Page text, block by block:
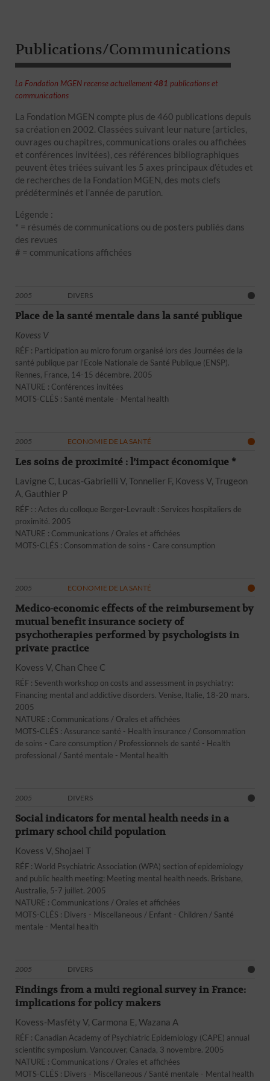
Publications/Communications
La Fondation MGEN recense actuellement481 publications et
communications
La Fondation MGEN compte plus de 460 publications depuis
sa création en 2002. Classées suivant leur nature (articles,
ouvrages ou chapitres, communications orales ou affichées
et conférences invitées), ces références bibliographiques
peuvent êtes triées suivant les 5 axes principaux d’études et
de recherches de la Fondation MGEN, des mots clefs
prédéterminés et l’année de parution.
Légende :
* = résumés de communications ou de posters publiés dans
des revues
# = communications affichées
2005 DIVERS
Place de la santé mentale dans la santé publique
Kovess V
RÉF : Participation au micro forum organisé lors des Journées de la
santé publique par l’Ecole Nationale de Santé Publique (ENSP).
Rennes, France, 14-15 décembre. 2005
NATURE : Conférences invitées
MOTS-CLÉS : Santé mentale - Mental health
2005 ECONOMIE DE LA SANTÉ
Les soins de proximité : l’impact économique *
Lavigne C, Lucas-Gabrielli V, Tonnelier F, Kovess V, Trugeon
A, Gauthier P
RÉF : : Actes du colloque Berger-Levrault : Services hospitaliers de
proximité. 2005
NATURE : Communications / Orales et affichées
MOTS-CLÉS : Consommation de soins - Care consumption
2005 ECONOMIE DE LA SANTÉ
Medico-economic effects of the reimbursement by
mutual benefit insurance society of
psychotherapies performed by psychologists in
private practice
Kovess V, Chan Chee C
RÉF : Seventh workshop on costs and assessment in psychiatry:
Financing mental and addictive disorders. Venise, Italie, 18-20 mars.
2005
NATURE : Communications / Orales et affichées
MOTS-CLÉS : Assurance santé - Health insurance / Consommation
de soins - Care consumption / Professionnels de santé - Health
professional / Santé mentale - Mental health
2005 DIVERS
Social indicators for mental health needs in a
primary school child population
Kovess V, Shojaei T
RÉF : World Psychiatric Association (WPA) section of epidemiology
and public health meeting: Meeting mental health needs. Brisbane,
Australie, 5-7 juillet. 2005
NATURE : Communications / Orales et affichées
MOTS-CLÉS : Divers - Miscellaneous / Enfant - Children / Santé
mentale - Mental health
2005 DIVERS
Findings from a multi regional survey in France:
implications for policy makers
Kovess-Masféty V, Carmona E, Wazana A
RÉF : Canadian Academy of Psychiatric Epidemiology (CAPE) annual
scientific symposium. Vancouver, Canada, 3 novembre. 2005
NATURE : Communications / Orales et affichées
MOTS-CLÉS : Divers - Miscellaneous / Santé mentale - Mental health